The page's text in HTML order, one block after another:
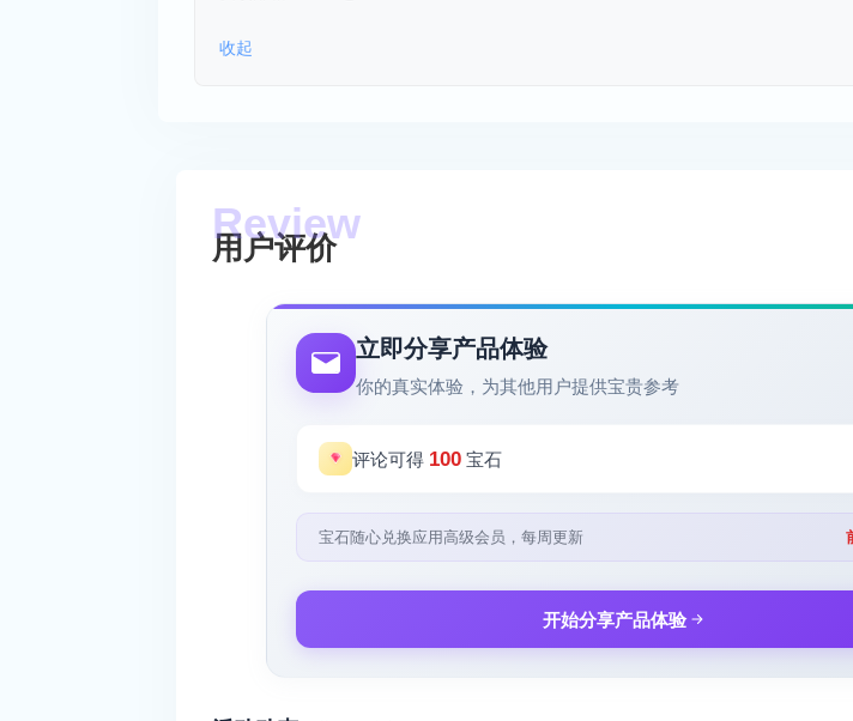
收起
用户评价
立即分享产品体验
你的真实体验，为其他用户提供宝贵参考
评论可得 100 宝石
宝石随心兑换应用高级会员，每周更新
开始分享产品体验